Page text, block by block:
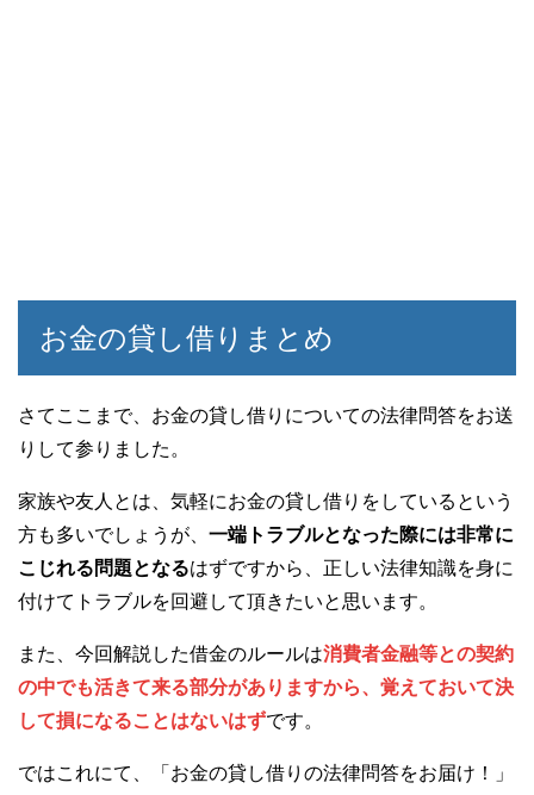
お金の貸し借りまとめ
さてここまで、お金の貸し借りについての法律問答をお送
りして参りました。
家族や友人とは、気軽にお金の貸し借りをしているという
方も多いでしょうが、 一端トラブルとなった際には非常に
こじれる問題となるはずですから、正しい法律知識を身に
付けてトラブルを回避して頂きたいと思います。
また、今回解説した借金のルールは消費者金融等との契約
の中でも活きて来る部分がありますから、覚えておいて決
して損になることはないはずです。
ではこれにて、「お金の貸し借りの法律問答をお届け！」